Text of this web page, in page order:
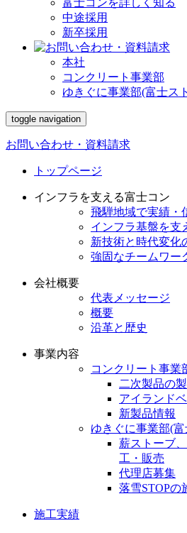
中途採用
新卒採用
本社
コンクリート事業部
ゆきぐに事業部(富士ス
toggle navigation
お問い合わせ・資料請求
トップページ
インフラを支える富士コン
飛騨地域で実績・
インフラ基盤を支
新技術と時代変化
強固なチームワー
会社概要
代表メッセージ
概要
沿革と歴史
事業内容
コンクリート事業
二次製品の
アイランド
新製品情報
ゆきぐに事業部(
薪ストーブ
工・販売
代理店募集
落雪STOPの
施工実績